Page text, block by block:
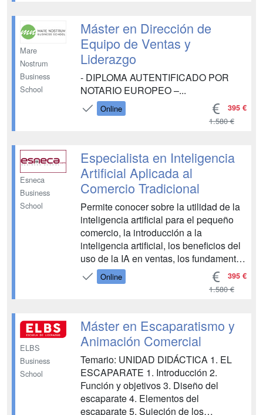
GESTIÓN ORGANIZACIONAL
MÓDULO 6. LIDERAZGO
MOTIVACIONAL EN LA GESTIÓN DE
ORGANIZACIONES MÓDULO 7.
GESTIÓN DE ...
Mare
Nostrum
Business
School
Máster en Dirección de
Equipo de Ventas y
Liderazgo
- DIPLOMA AUTENTIFICADO POR
NOTARIO EUROPEO –...
Online 395 €
1.580 €
Esneca
Business
School
Especialista en Inteligencia
Artificial Aplicada al
Comercio Tradicional
Permite conocer sobre la utilidad de la
inteligencia artificial para el pequeño
comercio, la introducción a la
inteligencia artificial, los beneficios del
uso de la IA en ventas, los fundamentos
de la IA aplicada a ventas, la
recopilación y preparación de datos, el
inteligencia ...
Online 395 €
1.580 €
ELBS
Business
School
Máster en Escaparatismo y
Animación Comercial
Temario: UNIDAD DIDÁCTICA 1. EL
ESCAPARATE 1. Introducción 2.
Función y objetivos 3. Diseño del
escaparate 4. Elementos del
escaparate 5. Sujeción de los